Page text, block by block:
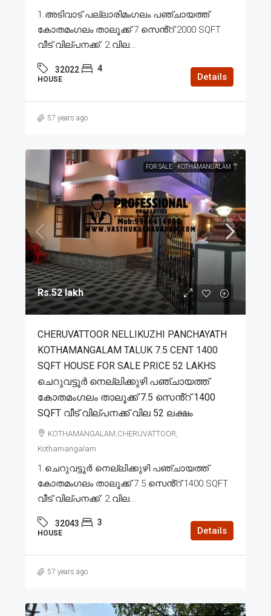
1.അടിവാട് പല്ലാരിമംഗലം പഞ്ചായത്ത്
കോതമംഗലം താലൂക്ക് 7 സെൻ്റ് 2000 SQFT
വീട് വില്പനക്ക്. 2.വില...
32022 4
HOUSE Details
57 years ago
FOR SALE KOTHAMANGALAM
Rs.52 lakh
CHERUVATTOOR NELLIKUZHI PANCHAYATH
KOTHAMANGALAM TALUK 7.5 CENT 1400
SQFT HOUSE FOR SALE PRICE 52 LAKHS
ചെറുവട്ടൂർ നെല്ലിക്കുഴി പഞ്ചായത്ത്
കോതമംഗലം താലൂക്ക് 7.5 സെൻ്റ് 1400
SQFT വീട് വില്പനക്ക് വില 52 ലക്ഷം
KOTHAMANGALAM,CHERUVATTOOR,
Kothamangalam
1.ചെറുവട്ടൂർ നെല്ലിക്കുഴി പഞ്ചായത്ത്
കോതമംഗലം താലൂക്ക് 7.5 സെൻ്റ് 1400 SQFT
വീട് വില്പനക്ക്. 2.വില...
32043 3
HOUSE Details
57 years ago